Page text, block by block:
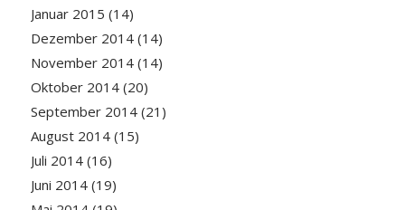
Januar 2015 (14)
Dezember 2014(14)
November 2014(14)
Oktober 2014(20)
September 2014(21)
August 2014(15)
Juli 2014(16)
Juni 2014(19)